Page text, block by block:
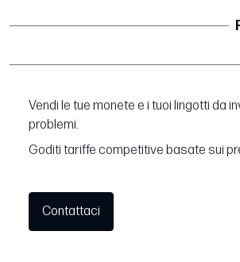
Vendi le tue monete e i tuoi lingotti da
problemi.
Goditi tariffe competitive basate sui
Contattaci